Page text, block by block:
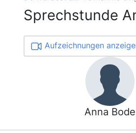
Sprechstunde
Aufzeichnungen
Anna Bode